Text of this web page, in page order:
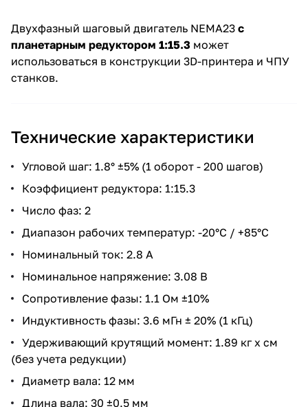
Двухфазный шаговый двигатель NEMA23 с
планетарным редуктором 1:15.3 может
использоваться в конструкции 3D-принтера и ЧПУ
станков.
Технические характеристики
Угловой шаг: 1.8° ±5% (1 оборот - 200 шагов)
Коэффициент редуктора: 1:15.3
Число фаз: 2
Диапазон рабочих температур: -20°С / +85°С
Номинальный ток: 2.8 А
Номинальное напряжение: 3.08 В
Сопротивление фазы: 1.1 Ом ±10%
Индуктивность фазы: 3.6 мГн ± 20% (1 кГц)
Удерживающий крутящий момент: 1.89 кг x см
(без учета редукции)
Диаметр вала: 12 мм
Длина вала: 30 ±0.5 мм